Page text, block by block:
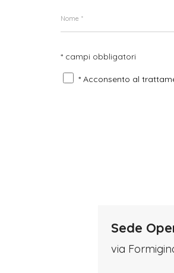
* campi obbligatori
* Acconsento al
Sede
via